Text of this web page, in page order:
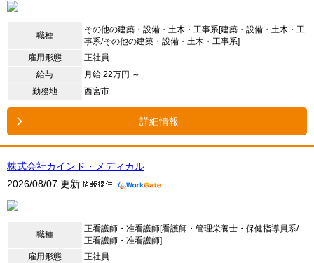
職種
その他の建築・設備・土木・工事系[建築・設備・土木・工
事系/その他の建築・設備・土木・工事系]
雇用形態
正社員
給与
月給 22万円 ～
勤務地
西宮市
詳細情報
株式会社カインド・メディカル
2026/08/07 更新
職種
正看護師・准看護師[看護師・管理栄養士・保健指導員系/
正看護師・准看護師]
雇用形態
正社員